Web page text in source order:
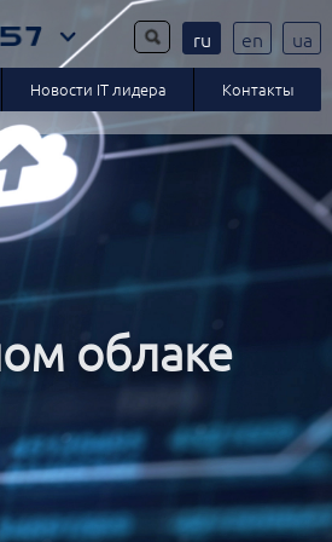
ru en ua
Новости IT лидера Контакты
Ajax
облаке